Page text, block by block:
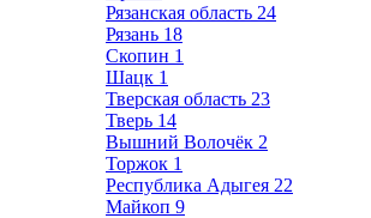
Рязанская область 24
Рязань 18
Скопин 1
Шацк 1
Тверская область 23
Тверь 14
Вышний Волочёк 2
Торжок 1
Республика Адыгея 22
Майкоп 9